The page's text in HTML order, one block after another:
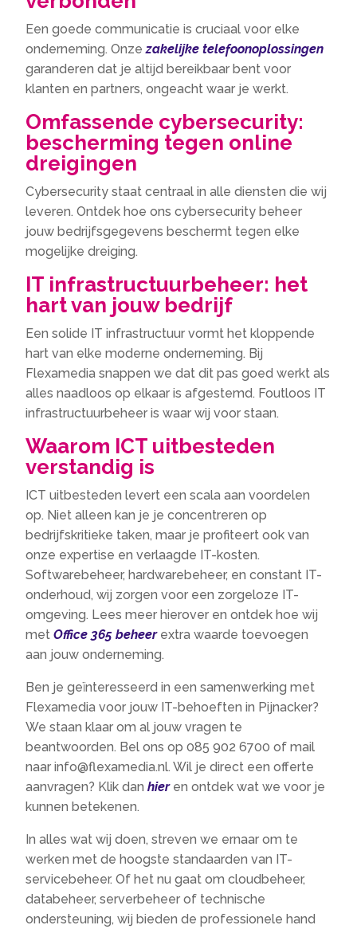
Een goede communicatie is cruciaal voor elke
onderneming. Onzezakelijke telefoonoplossingen
garanderen dat je altijd bereikbaar bent voor
klanten en partners, ongeacht waar je werkt.
Omfassende cybersecurity:
bescherming tegen online
dreigingen
Cybersecurity staat centraal in alle diensten die wij
leveren. Ontdek hoe ons cybersecurity beheer
jouw bedrijfsgegevens beschermt tegen elke
mogelijke dreiging.
IT infrastructuurbeheer: het
hart van jouw bedrijf
Een solide IT infrastructuur vormt het kloppende
hart van elke moderne onderneming. Bij
Flexamedia snappen we dat dit pas goed werkt als
alles naadloos op elkaar is afgestemd. Foutloos IT
infrastructuurbeheer is waar wij voor staan.
Waarom ICT uitbesteden
verstandig is
ICT uitbesteden levert een scala aan voordelen
op. Niet alleen kan je je concentreren op
bedrijfskritieke taken, maar je profiteert ook van
onze expertise en verlaagde IT-kosten.
Softwarebeheer, hardwarebeheer, en constant IT-
onderhoud, wij zorgen voor een zorgeloze IT-
omgeving. Lees meer hierover en ontdek hoe wij
metOffice 365 beheerextra waarde toevoegen
aan jouw onderneming.
Ben je geïnteresseerd in een samenwerking met
Flexamedia voor jouw IT-behoeften in Pijnacker?
We staan klaar om al jouw vragen te
beantwoorden. Bel ons op 085 902 6700 of mail
naar info@flexamedia.nl. Wil je direct een offerte
aanvragen? Klik danhieren ontdek wat we voor je
kunnen betekenen.
In alles wat wij doen, streven we ernaar om te
werken met de hoogste standaarden van IT-
servicebeheer. Of het nu gaat om cloudbeheer,
databeheer, serverbeheer of technische
ondersteuning, wij bieden de professionele hand